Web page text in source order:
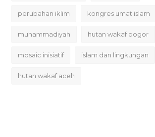
perubahan iklim kongres umat islam
muhammadiyah hutan wakaf bogor
mosaic inisiatif islam dan lingkungan
hutan wakaf aceh